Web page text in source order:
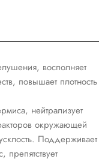
восполняет
повышает плотность
нейтрализует
окружающей
Поддерживает